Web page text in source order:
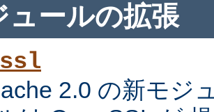
ュールの拡張
2.0 の新モジ